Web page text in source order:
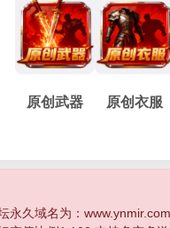
› ›
原创武器 原创衣服
永久域名为：